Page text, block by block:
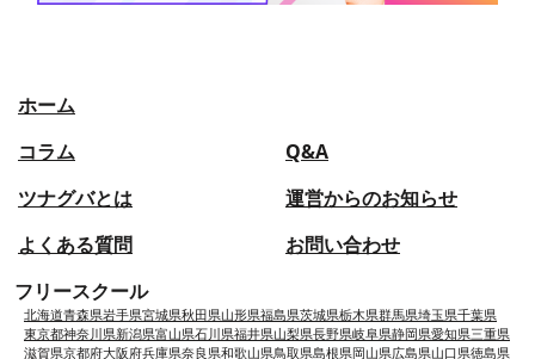
ホーム
コラム
Q&A
ツナグバとは
よくある質問
運営からのお知らせ
お問い合わせ
フリースクール
北海道青森県岩手県宮城県秋田県山形県福島県茨城県栃木県群馬県埼玉県千葉県
東京都神奈川県新潟県富山県石川県福井県山梨県長野県岐阜県静岡県愛知県三重県
滋賀県京都府大阪府兵庫県奈良県和歌山県鳥取県島根県岡山県広島県山口県徳島県